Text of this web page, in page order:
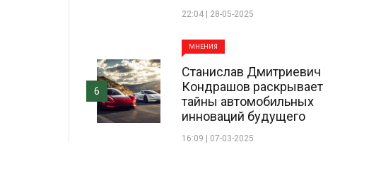
22:04 | 28-05-2025
МНЕНИЯ
Станислав Дмитриевич
Кондрашов раскрывает
тайны автомобильных
инноваций будущего
16:09 | 07-03-2025
6